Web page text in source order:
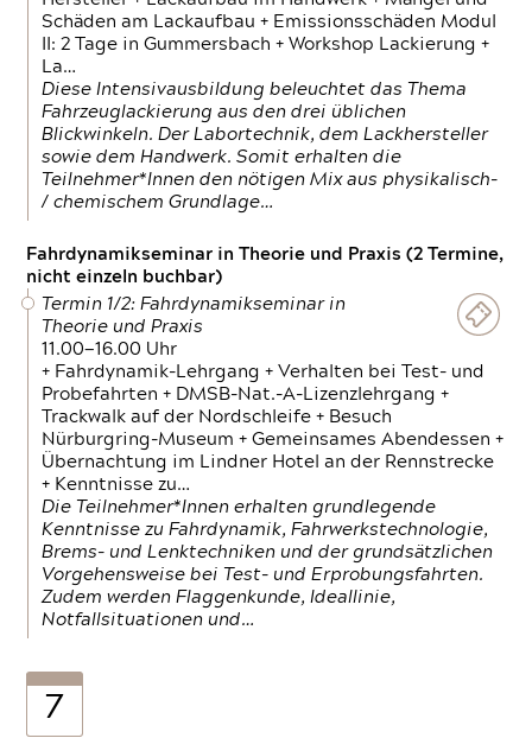
Schäden am Lackaufbau + Emissionsschäden Modul
II: 2 Tage in Gummersbach + Workshop Lackierung +
La…
Diese Intensivausbildung beleuchtet das Thema
Fahrzeuglackierung aus den drei üblichen
Blickwinkeln. Der Labortechnik, dem Lackhersteller
sowie dem Handwerk. Somit erhalten die
Teilnehmer*Innen den nötigen Mix aus physikalisch-
/ chemischem Grundlage…
Fahrdynamikseminar in Theorie und Praxis (2 Termine,
nicht einzeln buchbar)
Termin 1/2: Fahrdynamikseminar in
Theorie und Praxis
11.00—16.00 Uhr
+ Fahrdynamik-Lehrgang + Verhalten bei Test- und
Probefahrten + DMSB-Nat.-A-Lizenzlehrgang +
Trackwalk auf der Nordschleife + Besuch
Nürburgring-Museum + Gemeinsames Abendessen +
Übernachtung im Lindner Hotel an der Rennstrecke
+ Kenntnisse zu…
Die Teilnehmer*Innen erhalten grundlegende
Kenntnisse zu Fahrdynamik, Fahrwerkstechnologie,
Brems- und Lenktechniken und der grundsätzlichen
Vorgehensweise bei Test- und Erprobungsfahrten.
Zudem werden Flaggenkunde, Ideallinie,
Notfallsituationen und…
7